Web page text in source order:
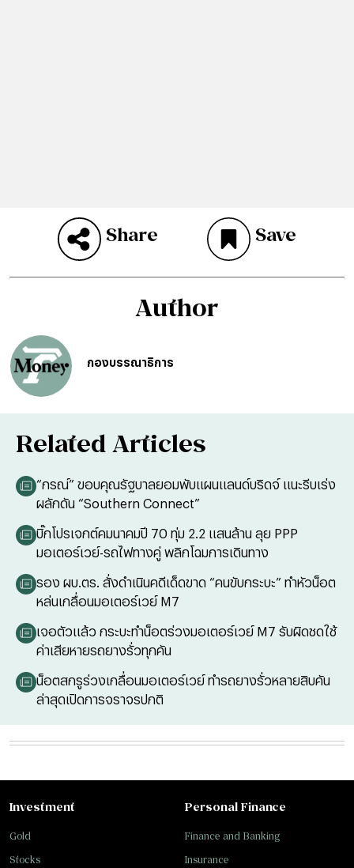
Share Save
Author
กองบรรณาธิการ
Related Articles
“กรณ์” ขอบคุณรัฐบาลยอมพับแผนแลนด์บริดจ์ แนะรีบเร่ง
ผลักดัน “Southern Connect”
บิ๊กโปรเจกต์คมนาคมปี 70 ทุ่ม 2.2 แสนล้าน ลุย PPP
มอเตอร์เวย์-รถไฟทางคู่ พลิกโฉมการเดินทาง
รอง ผบ.ตร. สั่งดำเนินคดีเด็ดขาด “คนขับกระบะ” ทำหัวน็อต
หล่นเกลื่อนมอเตอร์เวย์ M7
เจอตัวแล้ว กระบะทำน็อตร่วงมอเตอร์เวย์ M7 รับผิดชดใช้
ค่าเสียหายรถยางรั่วทุกคัน
​น็อตสกรูร่วงเกลื่อนมอเตอร์เวย์ ทำรถยางรั่วหลายสิบคัน
ล่าสุดเปิดการจราจรปกติ
Investment
Gold
Stocks
Personal Finance
Finance and Banking
Insurance